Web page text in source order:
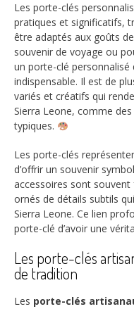
Les porte-clés
pratiques et significatifs,
être adaptés aux goûts
souvenir de voyage ou
un porte-clé
indispensable. Il est de
variés et créatifs qui
Sierra Leone, comme des
typiques.
Les porte-clés
d’offrir un souvenir
accessoires sont
ornés de détails subtils
Sierra Leone. Ce lien
porte-clé d’avoir une
Les porte-clés
de tradition
Les porte-clés